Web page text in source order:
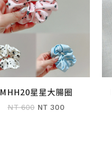
加入購物車
MHH20星星大腸圈
NT 600 NT 300